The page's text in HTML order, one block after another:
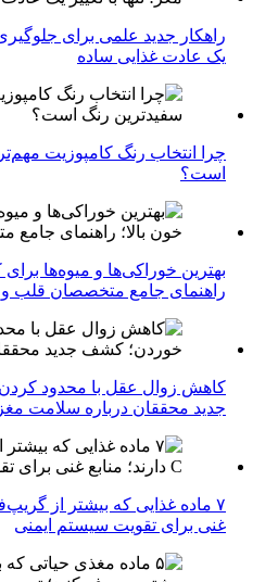
راهکار جدید علمی برای جلوگیری
یک عادت غذایی ساده
چرا انتخاب رنگ کامپوزیت
است؟
بهترین خوراکی‌ها و میوه‌ها
راهنمای جامع متخصصان قلب و
کاهش زوال عقل با محدود
جدید محققان درباره سلامت مغز
غنی برای تقویت سیستم ایمنی